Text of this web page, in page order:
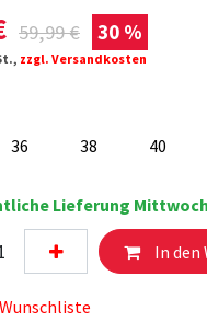
59,99€ 30 %
zzgl. Versandkosten
36 38 40
Lieferung
In den